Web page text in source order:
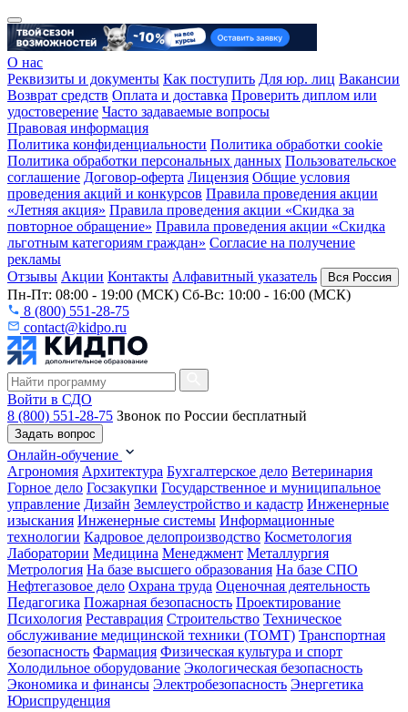
О нас
Реквизиты и документы Как поступить Для юр. лиц Вакансии
Возврат средств Оплата и доставка Проверить диплом или
удостоверение Часто задаваемые вопросы
Правовая информация
Политика конфиденциальности Политика обработки cookie
Политика обработки персональных данных Пользовательское
соглашение Договор-оферта Лицензия Общие условия
проведения акций и конкурсов Правила проведения акции
«Летняя акция» Правила проведения акции «Скидка за
повторное обращение» Правила проведения акции «Скидка
льготным категориям граждан» Согласие на получение
рекламы
Отзывы Акции Контакты Алфавитный указатель Вся Россия
Пн-Пт: 08:00 - 19:00 (МСК) Сб-Вс: 10:00 - 16:00 (МСК)
8 (800) 551-28-75
contact@kidpo.ru
Войти в СДО
8 (800) 551-28-75 Звонок по России бесплатный
Задать вопрос
Онлайн-обучение
Агрономия Архитектура Бухгалтерское дело Ветеринария
Горное дело Госзакупки Государственное и муниципальное
управление Дизайн Землеустройство и кадастр Инженерные
изыскания Инженерные системы Информационные
технологии Кадровое делопроизводство Косметология
Лаборатории Медицина Менеджмент Металлургия
Метрология На базе высшего образования На базе СПО
Нефтегазовое дело Охрана труда Оценочная деятельность
Педагогика Пожарная безопасность Проектирование
Психология Реставрация Строительство Техническое
обслуживание медицинской техники (ТОМТ) Транспортная
безопасность Фармация Физическая культура и спорт
Холодильное оборудование Экологическая безопасность
Экономика и финансы Электробезопасность Энергетика
Юриспруденция